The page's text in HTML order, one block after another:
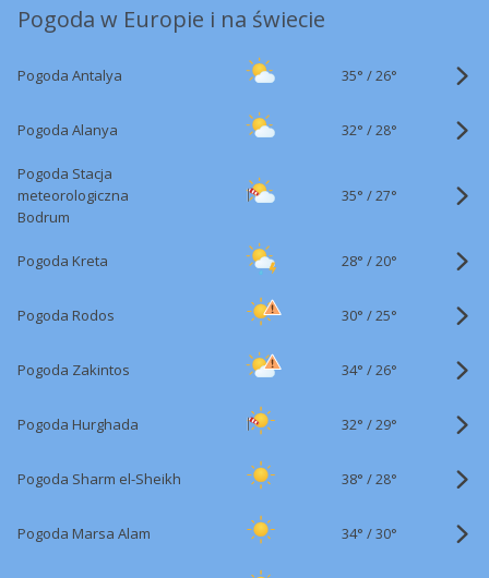
Pogoda w Europie i na świecie
Pogoda Antalya 35° /26°
Pogoda Alanya 32° /28°
Pogoda Stacja
meteorologiczna
Bodrum
35° /27°
Pogoda Kreta 28° /20°
Pogoda Rodos 30° /25°
Pogoda Zakintos 34° /26°
Pogoda Hurghada 32° /29°
Pogoda Sharm el-Sheikh 38° /28°
Pogoda Marsa Alam 34° /30°